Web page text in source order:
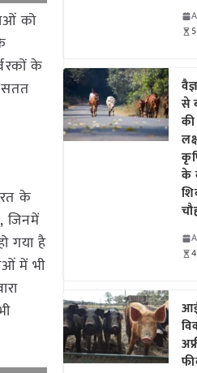
को
के
सतत
के
जिनमें
गया है
में भी
से
के